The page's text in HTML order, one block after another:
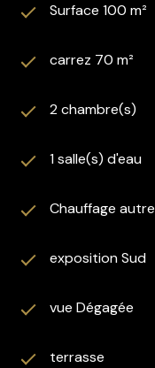
Surface 100 m²
carrez 70 m²
2 chambre(s)
1 salle(s) d'eau
Chauffage
exposition Sud
vue Dégagée
terrasse